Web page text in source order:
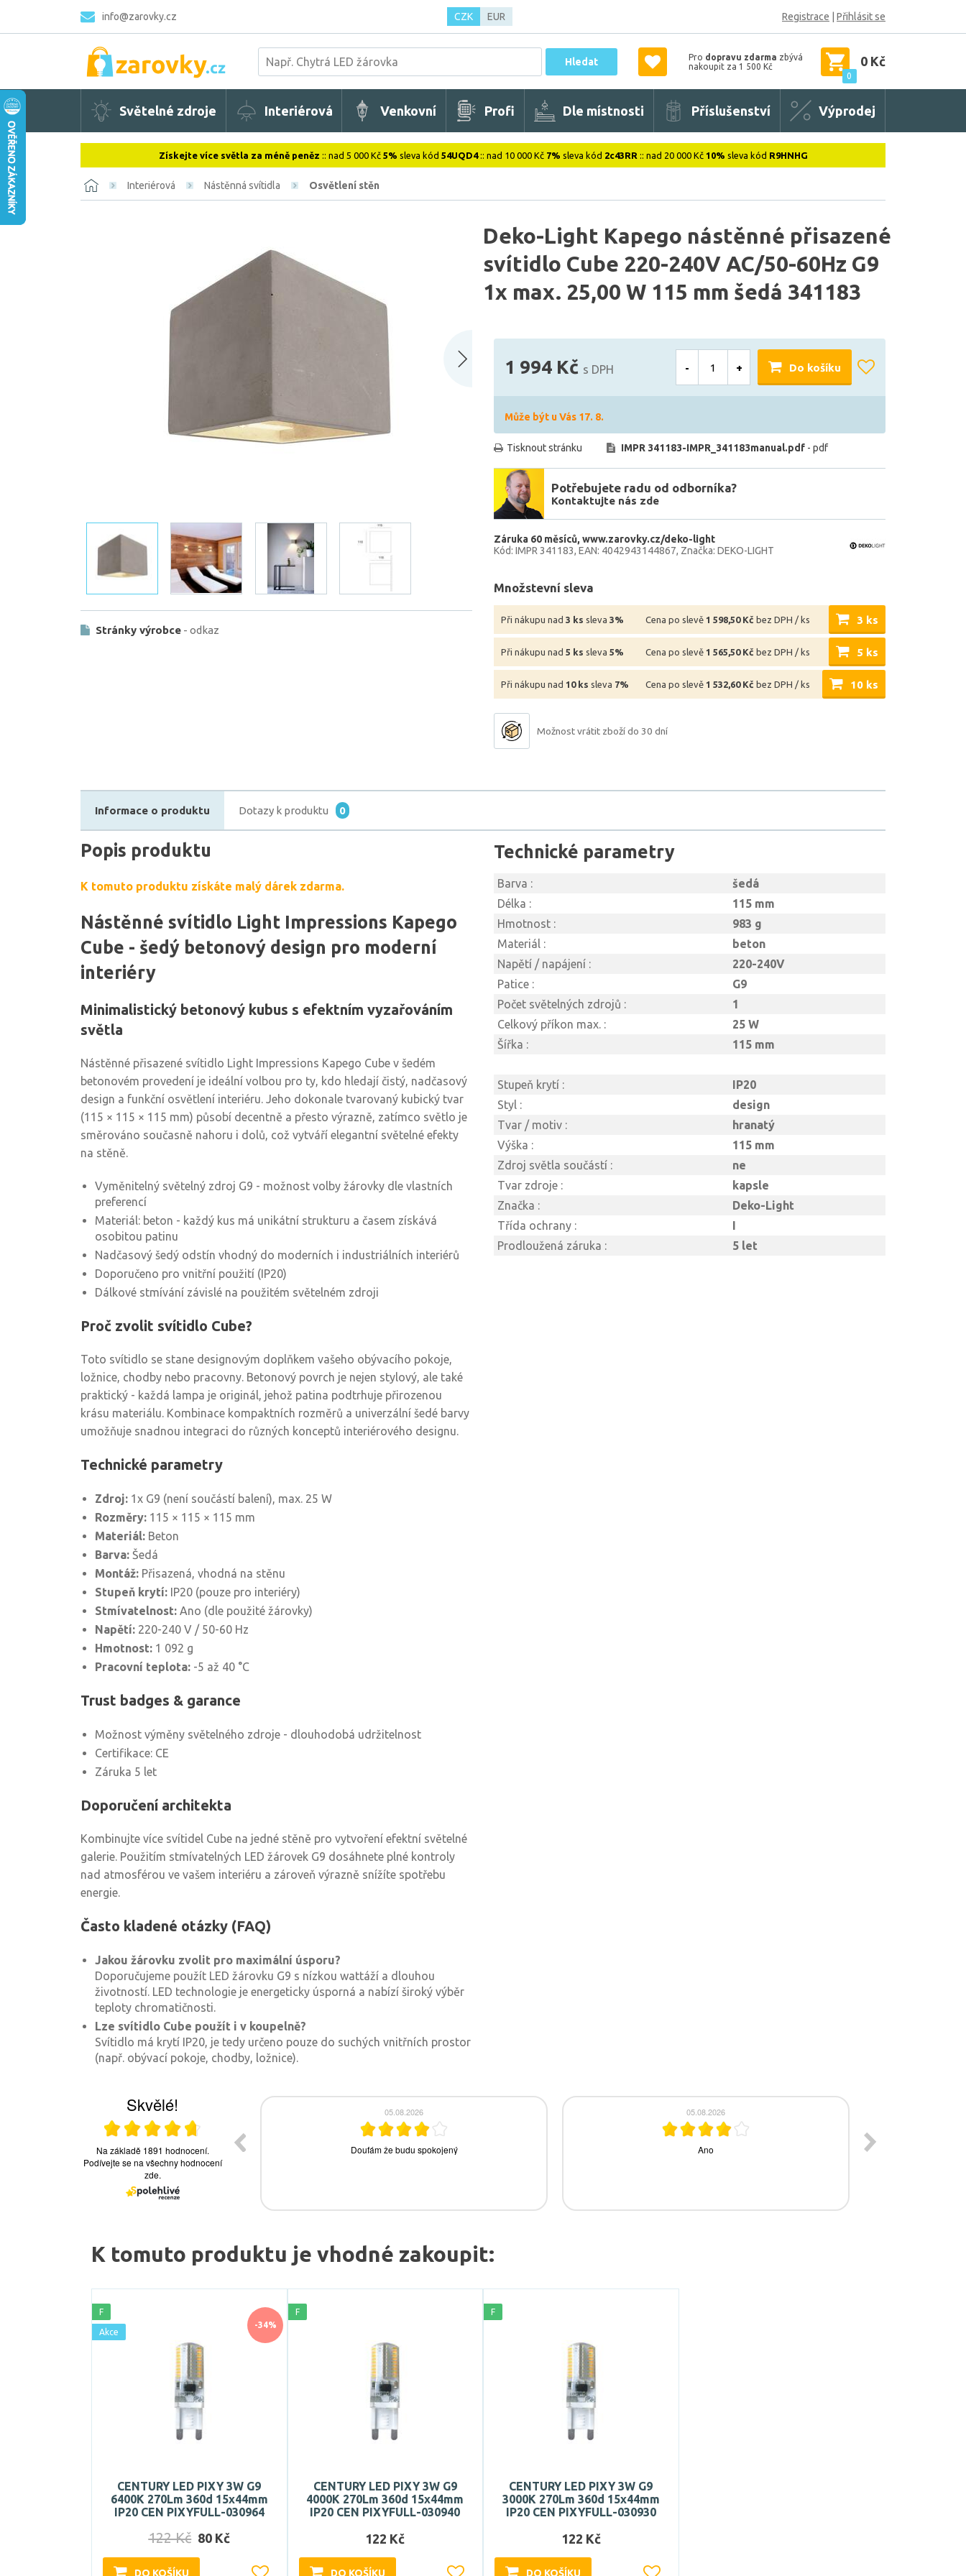
info@zarovky.cz CZK EUR Registrace Přihlásit se
Hledat Pro dopravu zdarma zbývá
nakoupit za 1 500 Kč
0
0 Kč
Světelné zdroje Interiérová Venkovní Profi Dle místnosti Příslušenství Výprodej
Získejte více světla za méně peněz :: nad 5 000 Kč 5% sleva kód 54UQD4:: nad 10 000 Kč 7% sleva kód 2c43RR :: nad 20 000 Kč 10% sleva kód R9HNHG
Interiérová Nástěnná svítidla Osvětlení stěn
Deko-Light Kapego nástěnné přisazené
svítidlo Cube 220-240V AC/50-60Hz G9
1x max. 25,00 W 115 mm šedá 341183
Stránky výrobce - odkaz
1 994 Kč s DPH - + Do košíku
Může být u Vás 17. 8.
Tisknout stránku IMPR 341183-IMPR_341183manual.pdf - pdf
Potřebujete radu od odborníka?
Kontaktujte nás zde
Záruka 60 měsíců www.zarovky.cz/deko-light
Kód: IMPR 341183 EAN: 4042943144867 Značka: DEKO-LIGHT
Množstevní sleva
Při nákupu nad 3 ks sleva 3% Cena po slevě 1 598,50 Kč bez DPH / ks 3 ks
Při nákupu nad 5 ks sleva 5% Cena po slevě 1 565,50 Kč bez DPH / ks 5 ks
Při nákupu nad 10 ks sleva 7% Cena po slevě 1 532,60 Kč bez DPH / ks 10 ks
Možnost vrátit zboží do 30 dní
Informace o produktu Dotazy k produktu 0
Popis produktu
K tomuto produktu získáte malý dárek zdarma.
Nástěnné svítidlo Light Impressions Kapego
Cube - šedý betonový design pro moderní
interiéry
Minimalistický betonový kubus s efektním vyzařováním
světla
Nástěnné přisazené svítidlo Light Impressions Kapego Cube v šedém
betonovém provedení je ideální volbou pro ty, kdo hledají čistý, nadčasový
design a funkční osvětlení interiéru. Jeho dokonale tvarovaný kubický tvar
(115 × 115 × 115 mm) působí decentně a přesto výrazně, zatímco světlo je
směrováno současně nahoru i dolů, což vytváří elegantní světelné efekty
na stěně.
Vyměnitelný světelný zdroj G9 - možnost volby žárovky dle vlastních
preferencí
Materiál: beton - každý kus má unikátní strukturu a časem získává
osobitou patinu
Nadčasový šedý odstín vhodný do moderních i industriálních interiérů
Doporučeno pro vnitřní použití (IP20)
Dálkové stmívání závislé na použitém světelném zdroji
Proč zvolit svítidlo Cube?
Toto svítidlo se stane designovým doplňkem vašeho obývacího pokoje,
ložnice, chodby nebo pracovny. Betonový povrch je nejen stylový, ale také
praktický - každá lampa je originál, jehož patina podtrhuje přirozenou
krásu materiálu. Kombinace kompaktních rozměrů a univerzální šedé barvy
umožňuje snadnou integraci do různých konceptů interiérového designu.
Technické parametry
Zdroj: 1x G9 (není součástí balení), max. 25 W
Rozměry: 115 × 115 × 115 mm
Materiál: Beton
Barva: Šedá
Montáž: Přisazená, vhodná na stěnu
Stupeň krytí: IP20 (pouze pro interiéry)
Stmívatelnost: Ano (dle použité žárovky)
Napětí: 220-240 V / 50-60 Hz
Hmotnost: 1 092 g
Pracovní teplota: -5 až 40 °C
Trust badges & garance
Možnost výměny světelného zdroje - dlouhodobá udržitelnost
Certifikace: CE
Záruka 5 let
Doporučení architekta
Kombinujte více svítidel Cube na jedné stěně pro vytvoření efektní světelné
galerie. Použitím stmívatelných LED žárovek G9 dosáhnete plné kontroly
nad atmosférou ve vašem interiéru a zároveň výrazně snížíte spotřebu
energie.
Často kladené otázky (FAQ)
Jakou žárovku zvolit pro maximální úsporu?
Doporučujeme použít LED žárovku G9 s nízkou wattáží a dlouhou
životností. LED technologie je energeticky úsporná a nabízí široký výběr
teploty chromatičnosti.
Lze svítidlo Cube použít i v koupelně?
Svítidlo má krytí IP20, je tedy určeno pouze do suchých vnitřních prostor
(např. obývací pokoje, chodby, ložnice).
Technické parametry
Barva :
šedá
Délka :
115 mm
Hmotnost :
983 g
Materiál :
beton
Napětí / napájení :
220-240V
Patice :
G9
Počet světelných zdrojů :
1
Celkový příkon max. :
25 W
Šířka :
115 mm
Stupeň krytí :
IP20
Styl :
design
Tvar / motiv :
hranatý
Výška :
115 mm
Zdroj světla součástí :
ne
Tvar zdroje :
kapsle
Značka :
Deko-Light
Třída ochrany :
I
Prodloužená záruka :
5 let
K tomuto produktu je vhodné zakoupit:
-34%
F
Akce
CENTURY LED PIXY 3W G9
6400K 270Lm 360d 15x44mm
IP20 CEN PIXYFULL-030964
122 Kč 80 Kč
DO KOŠÍKU
F
CENTURY LED PIXY 3W G9
4000K 270Lm 360d 15x44mm
IP20 CEN PIXYFULL-030940
122 Kč
DO KOŠÍKU
F
CENTURY LED PIXY 3W G9
3000K 270Lm 360d 15x44mm
IP20 CEN PIXYFULL-030930
122 Kč
DO KOŠÍKU